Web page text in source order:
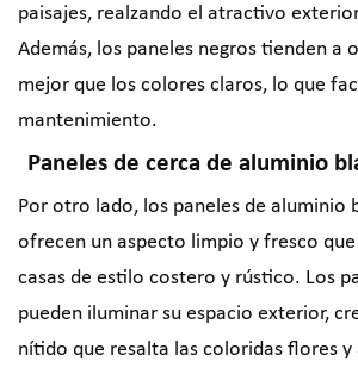
paisajes, realzando el atractivo
Además, los paneles negros tienden a
mejor que los colores claros, lo que
mantenimiento.
Paneles de cerca de aluminio
Por otro lado, los paneles de aluminio
ofrecen un aspecto limpio y fresco
casas de estilo costero y rústico. Los
pueden iluminar su espacio exterior,
nítido que resalta las coloridas flores y